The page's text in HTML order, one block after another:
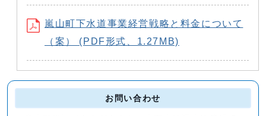
嵐山町下水道事業経営戦略と料金について
（案） (PDF形式、1.27MB)
お問い合わせ